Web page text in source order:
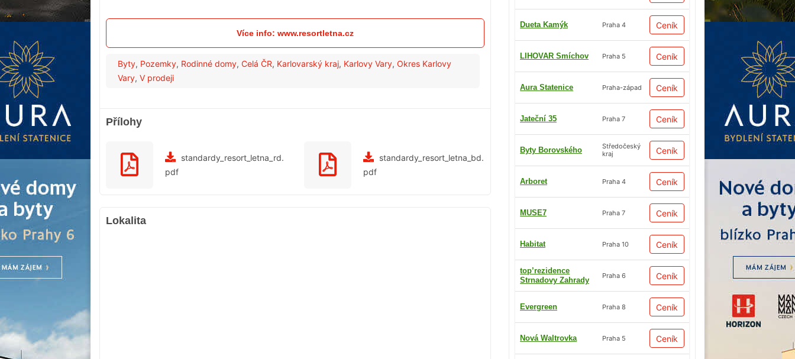
Dueta Kamýk Praha 4 Ceník
LIHOVAR Smíchov Praha 5 Ceník
Aura Statenice Praha-západ Ceník
Jateční 35 Praha 7 Ceník
Byty Borovského
Středočeský
kraj
Ceník
Arboret Praha 4 Ceník
MUSE7 Praha 7 Ceník
Habitat Praha 10 Ceník
top’rezidence
Strnadovy Zahrady
Praha 6 Ceník
Evergreen Praha 8 Ceník
Nová Waltrovka Praha 5 Ceník
Více info: www.resortletna.cz
Byty, Pozemky, Rodinné domy, Celá ČR, Karlovarský kraj, Karlovy Vary, Okres Karlovy
Vary, V prodeji
Přílohy
standardy_resort_letna_rd.
pdf
standardy_resort_letna_bd.
pdf
Lokalita